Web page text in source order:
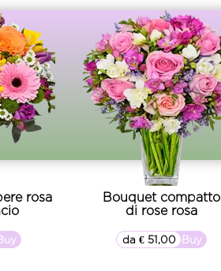
rosa
Bouquet compatto
di rose rosa
▷▷ Buy
da € 51,00